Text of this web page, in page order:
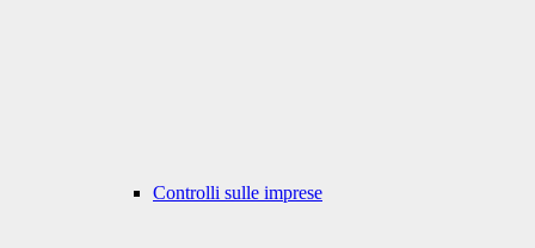
Controlli sulle imprese